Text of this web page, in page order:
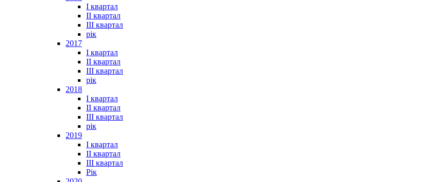
I квартал
II квартал
III квартал
рік
2017
I квартал
II квартал
III квартал
рік
2018
I квартал
II квартал
III квартал
рік
2019
I квартал
II квартал
III квартал
Рік